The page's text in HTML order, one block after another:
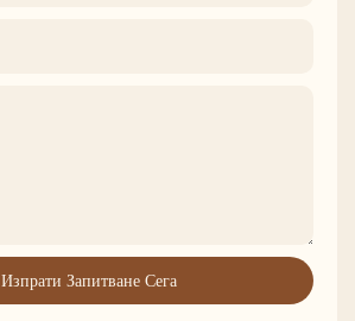
Изпрати Запитване Сега